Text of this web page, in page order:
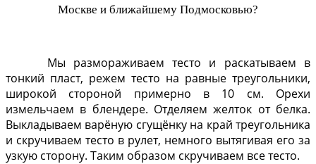
Москве и ближайшему Подмосковью?
Мы размораживаем тесто и раскатываем в
тонкий пласт, режем тесто на равные треугольники,
широкой стороной примерно в 10 см. Орехи
измельчаем в блендере. Отделяем желток от белка.
Выкладываем варёную сгущёнку на край треугольника
и скручиваем тесто в рулет, немного вытягивая его за
узкую сторону. Таким образом скручиваем все тесто.